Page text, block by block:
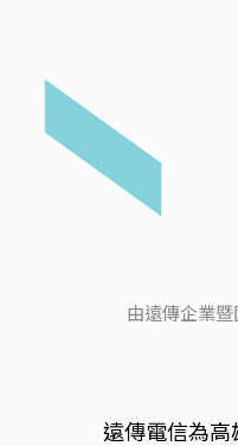
由遠傳企業
遠傳電信為高